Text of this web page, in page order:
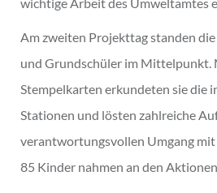
Am zweiten Projekttag standen
und Grundschüler im Mittelpunkt.
Stempelkarten erkundeten sie die
Stationen und lösten zahlreiche
verantwortungsvollen Umgang
85 Kinder nahmen an den